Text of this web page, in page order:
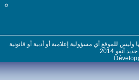
للموقع أي مسؤولية إعلامية أو أدبية أو قانونية
2014